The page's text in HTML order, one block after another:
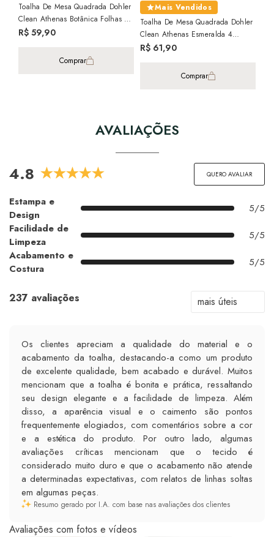
Toalha De Mesa Quadrada Dohler
Clean Athenas Botânica Folhas 4
Lugares 1,40m X 1,40m
R$ 59,90
Comprar
Mais Vendidos
Toalha De Mesa Quadrada Dohler
Clean Athenas Esmeralda 4
Lugares 1,40m X 1,40m
R$ 61,90
Comprar
AVALIAÇÕES
4.8
Estampa e
Design
5/5
Facilidade de
Limpeza
5/5
Acabamento e
Costura
5/5
QUERO AVALIAR
237 avaliações
Os clientes apreciam a qualidade do material e o
acabamento da toalha, destacando-a como um produto
de excelente qualidade, bem acabado e durável. Muitos
mencionam que a toalha é bonita e prática, ressaltando
seu design elegante e a facilidade de limpeza. Além
disso, a aparência visual e o caimento são pontos
frequentemente elogiados, com comentários sobre a cor
e a estética do produto. Por outro lado, algumas
avaliações críticas mencionam que o tecido é
considerado muito duro e que o acabamento não atende
a determinadas expectativas, com relatos de linhas soltas
em algumas peças.
Resumo gerado por I.A. com base nas avaliações dos clientes
Avaliações com fotos e vídeos